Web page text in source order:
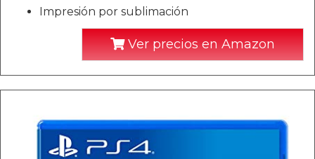
Impresión por sublimación
Ver precios en Amazon